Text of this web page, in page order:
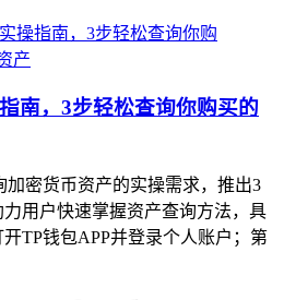
南，3步轻松查询你购买的
加密货币资产的实操需求，推出3
用户快速掌握资产查询方法，具
TP钱包APP并登录个人账户；第